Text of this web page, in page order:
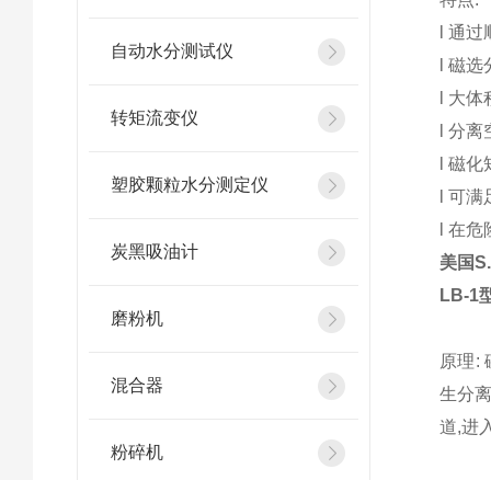
自动水分测试仪
转矩流变仪
塑胶颗粒水分测定仪
炭黑吸油计
磨粉机
混合器
粉碎机
l通过
l磁选
大体
l分离
l磁化
l可满
l在危
美国
LB-1
原理:
生分
道,进